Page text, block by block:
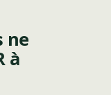
ne
à